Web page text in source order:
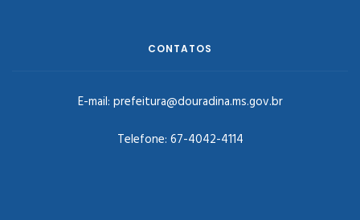
CONTATOS
E-mail: prefeitura@douradina.ms.gov.br
Telefone: 67-4042-4114